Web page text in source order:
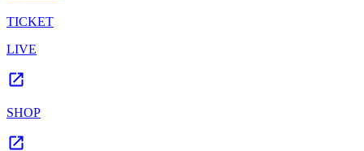
TICKET
LIVE
SHOP